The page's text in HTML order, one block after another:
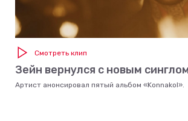
Смотреть клип
Зейн вернулся с новым
Артист анонсировал пятый альбом «Konnakol».